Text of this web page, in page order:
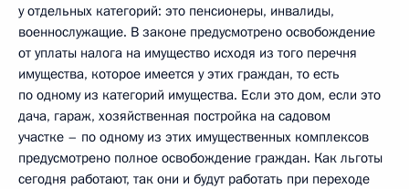
у отдельных категорий: это пенсионеры, инвалиды,
военнослужащие. В законе предусмотрено освобождение
от уплаты налога на имущество исходя из того перечня
имущества, которое имеется у этих граждан, то есть
по одному из категорий имущества. Если это дом, если это
дача, гараж, хозяйственная постройка на садовом
участке – по одному из этих имущественных комплексов
предусмотрено полное освобождение граждан. Как льготы
сегодня работают, так они и будут работать при переходе